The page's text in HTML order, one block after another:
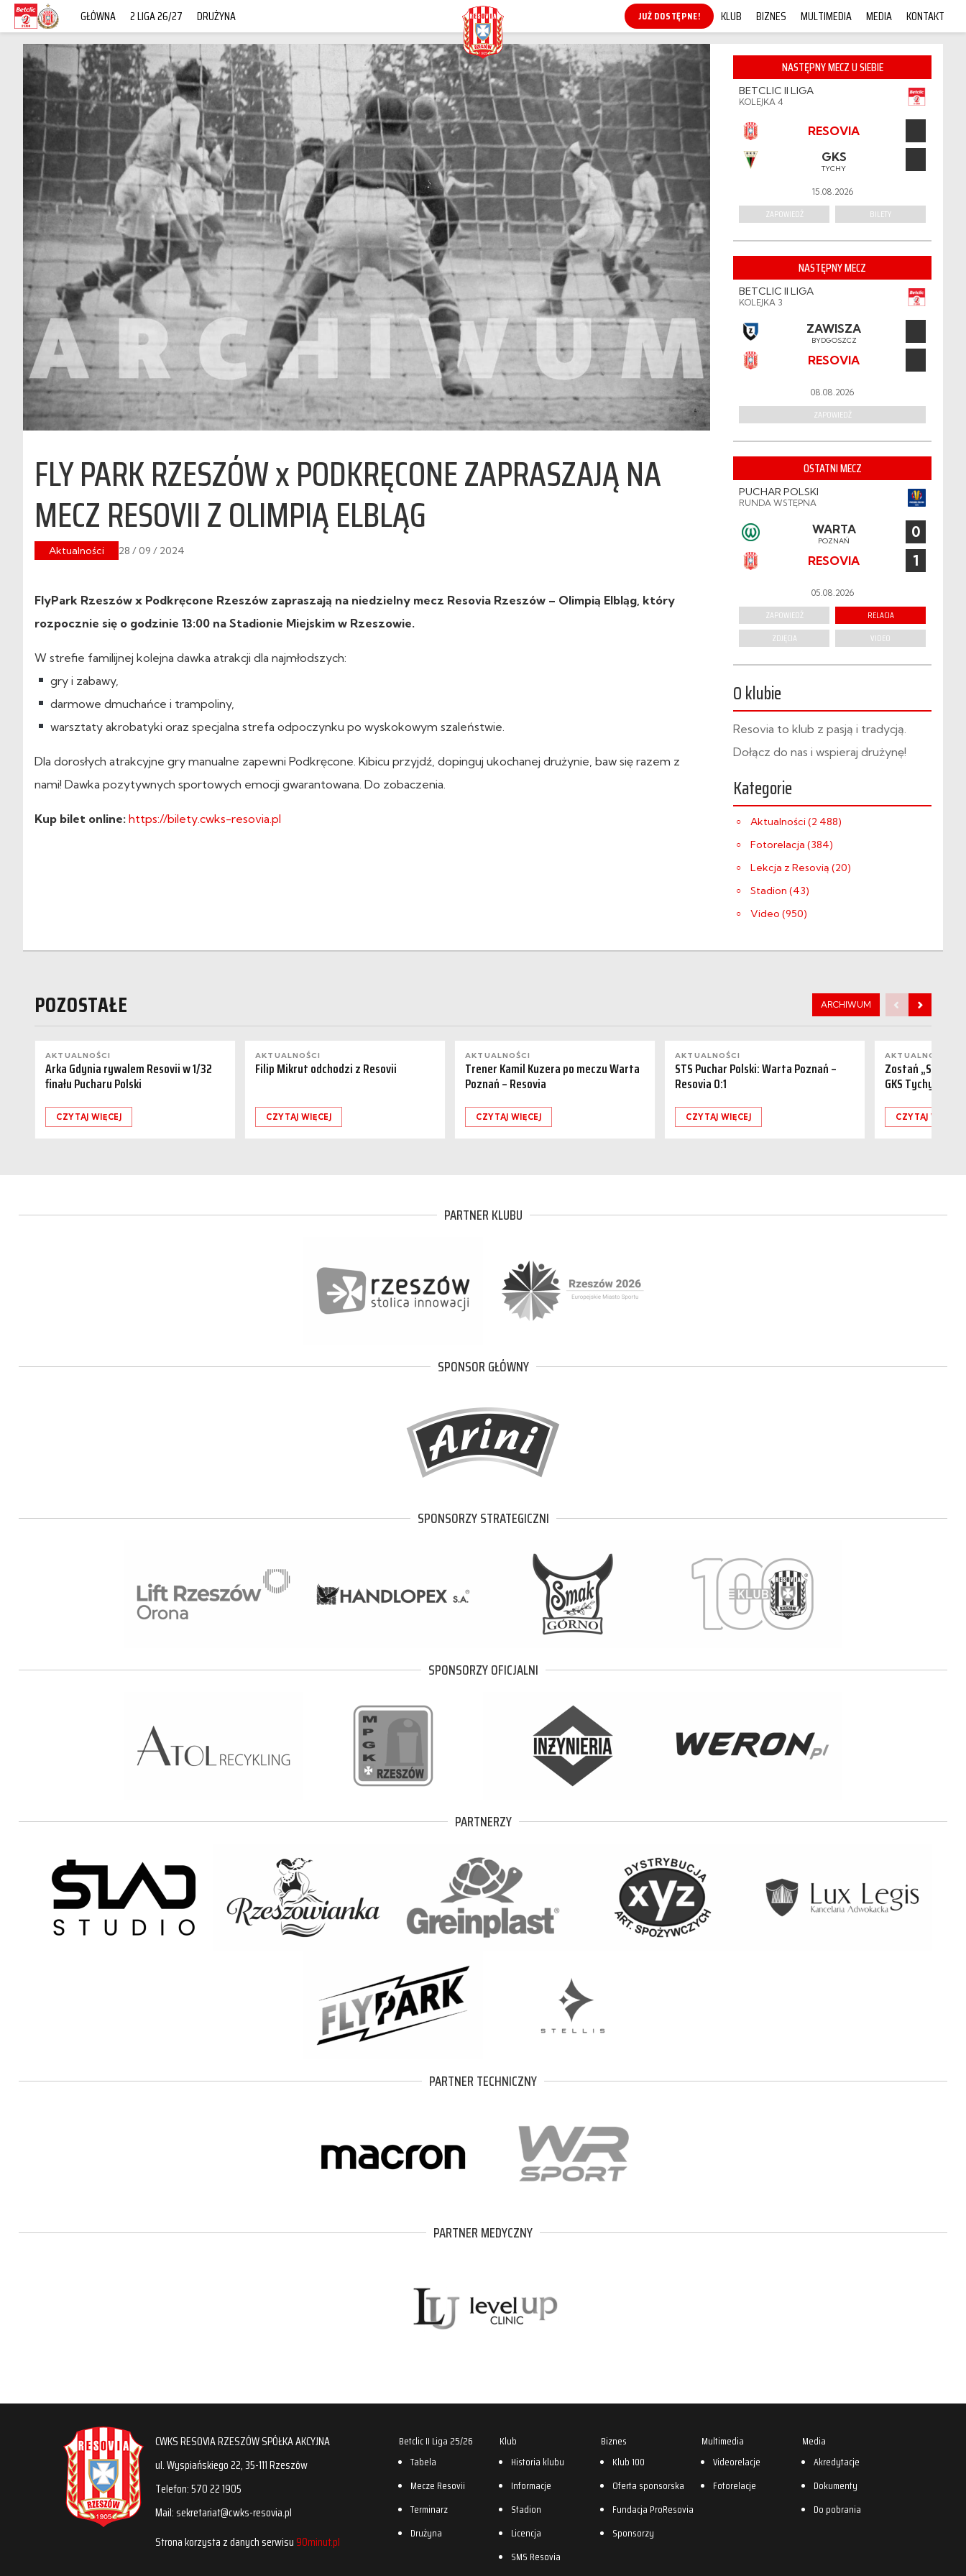
GŁÓWNA 2 LIGA 26/27 DRUŻYNA KUP ONLINE! KLUB BIZNES MULTIMEDIA MEDIA KONTAKT
FLY PARK RZESZÓW x PODKRĘCONE ZAPRASZAJĄ NA
MECZ RESOVII Z OLIMPIĄ ELBLĄG
Aktualności 28 / 09 / 2024
FlyPark Rzeszów x Podkręcone Rzeszów zapraszają na niedzielny mecz Resovia Rzeszów – Olimpią Elbląg, który
rozpocznie się o godzinie 13:00 na Stadionie Miejskim w Rzeszowie.
W strefie familijnej kolejna dawka atrakcji dla najmłodszych:
gry i zabawy,
darmowe dmuchańce i trampoliny,
warsztaty akrobatyki oraz specjalna strefa odpoczynku po wyskokowym szaleństwie.
Dla dorosłych atrakcyjne gry manualne zapewni Podkręcone. Kibicu przyjdź, dopinguj ukochanej drużynie, baw się razem z
nami! Dawka pozytywnych sportowych emocji gwarantowana. Do zobaczenia.
Kup bilet online: https://bilety.cwks-resovia.pl
NASTĘPNY MECZ U SIEBIE
BETCLIC II LIGA
KOLEJKA 4
RESOVIA
GKS
TYCHY
15.08.2026
ZAPOWIEDŹ BILETY
NASTĘPNY MECZ
BETCLIC II LIGA
KOLEJKA 3
ZAWISZA
BYDGOSZCZ
RESOVIA
08.08.2026
ZAPOWIEDŹ
OSTATNI MECZ
PUCHAR POLSKI
RUNDA WSTĘPNA
WARTA
POZNAŃ 0
RESOVIA 1
05.08.2026
ZAPOWIEDŹ
RELACJA
ZDJĘCIA
VIDEO
O klubie
Resovia to klub z pasją i tradycją.
Dołącz do nas i wspieraj drużynę!
Kategorie
Aktualności (2 488)
Fotorelacja (384)
Lekcja z Resovią (20)
Stadion (43)
Video (950)
POZOSTAŁE ARCHIWUM
AKTUALNOŚCI
Arka Gdynia rywalem Resovii w 1/32
finału Pucharu Polski
CZYTAJ WIĘCEJ
AKTUALNOŚCI
Filip Mikrut odchodzi z Resovii
CZYTAJ WIĘCEJ
AKTUALNOŚCI
Trener Kamil Kuzera po meczu Warta
Poznań – Resovia
CZYTAJ WIĘCEJ
AKTUALNOŚCI
STS Puchar Polski: Warta Poznań –
Resovia 0:1
CZYTAJ WIĘCEJ
AKTUALNOŚCI
Zostań
GKS Tychy
CZYTAJ WIĘCEJ
PARTNER KLUBU
SPONSOR GŁÓWNY
SPONSORZY STRATEGICZNI
SPONSORZY OFICJALNI
PARTNERZY
PARTNER TECHNICZNY
PARTNER MEDYCZNY
CWKS RESOVIA RZESZÓW SPÓŁKA AKCYJNA
ul. Wyspiańskiego 22, 35-111 Rzeszów
Telefon: 570 22 1905
Mail: sekretariat@cwks-resovia.pl
Strona korzysta z danych serwisu90minut.pl
Betclic II Liga 25/26
Tabela
Mecze Resovii
Terminarz
Drużyna
Klub
Historia klubu
Informacje
Stadion
Licencja
SMS Resovia
Biznes
Klub 100
Oferta sponsorska
Fundacja ProResovia
Sponsorzy
Multimedia
Videorelacje
Fotorelacje
Media
Akredytacje
Dokumenty
Do pobrania